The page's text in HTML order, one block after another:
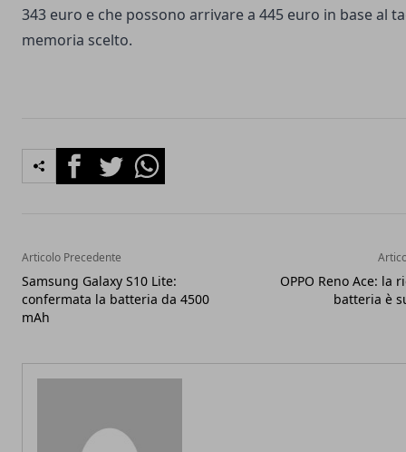
343 euro e che possono arrivare a 445 euro in base al
memoria scelto.
FacebookTwitterWhatsapp
Articolo Precedente
Samsung Galaxy S10 Lite:
confermata la batteria da 4500
mAh
OPPO Reno Ace: la
batteria è